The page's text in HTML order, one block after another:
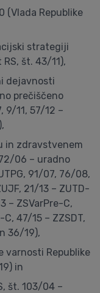
(Vlada Republike
strategiji
št. 43/11),
dejavnosti
prečiščeno
9/11, 57/12 –
in zdravstvenem
06 – uradno
91/07, 76/08,
21/13 – ZUTD-
– ZSVarPre-C,
C, 47/15 – ZZSDT,
36/19),
varnosti Republike
in
št. 103/04 –